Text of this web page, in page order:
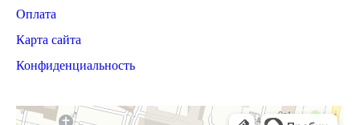
Оплата
Карта сайта
Конфиденциальность